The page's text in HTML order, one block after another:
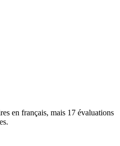
en français, mais 17 évaluations